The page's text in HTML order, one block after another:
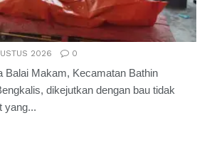
2026 0
Balai Makam, Kecamatan Bathin
dikejutkan dengan bau tidak
yang...